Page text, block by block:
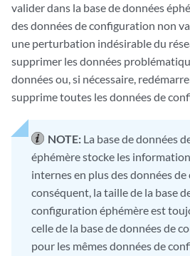
valider dans la base de données
des données de configuration non
une perturbation indésirable du
supprimer les données
données ou, si nécessaire,
supprime toutes les données de
NOTE: La base de données
éphémère stocke les
internes en plus des données
conséquent, la taille de la base
configuration éphémère est
celle de la base de données de
pour les mêmes données de